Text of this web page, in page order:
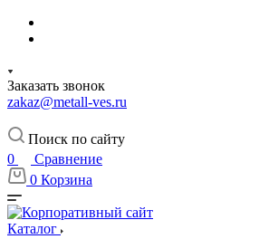
Заказать звонок
zakaz@metall-ves.ru
Поиск по сайту
0
Сравнение
0 Корзина
Каталог